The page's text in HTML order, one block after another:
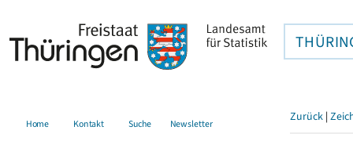
Home Kontakt Suche Newsletter Zurück |